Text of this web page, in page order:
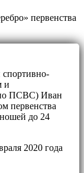
первенства
и
ПСВС) Иван
первенства
до 24
2020 года